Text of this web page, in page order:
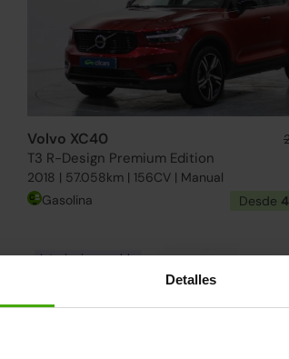
Detalles
Volvo XC40
T3 R-Design Premium Edition
2018 | 57.058km | 156CV | Manual
Gasolina Desde
Interior impecable